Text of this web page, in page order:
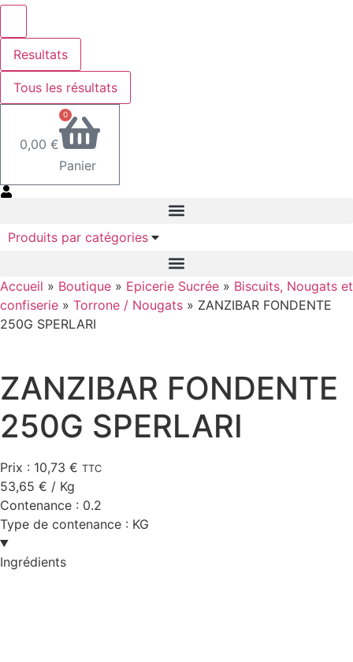
Resultats
Tous les résultats
0,00 €
0
Panier
Produits par catégories
Accueil » Boutique » Epicerie Sucrée » Biscuits, Nougats et
confiserie » Torrone / Nougats » ZANZIBAR FONDENTE
250G SPERLARI
ZANZIBAR FONDENTE
250G SPERLARI
Prix : 10,73 € TTC
53,65 € / Kg
Contenance : 0.2
Type de contenance : KG
Ingrédients